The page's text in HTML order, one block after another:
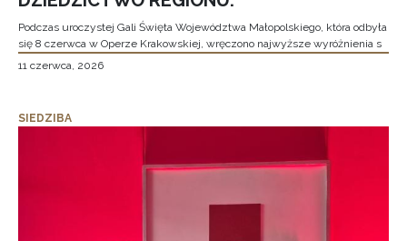
Podczas uroczystej Gali Święta Województwa Małopolskiego, która odbyła
się 8 czerwca w Operze Krakowskiej, wręczono najwyższe wyróżnienia s
11 czerwca, 2026
SIEDZIBA